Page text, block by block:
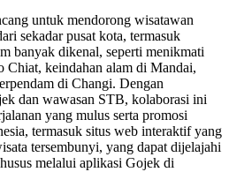
untuk mendorong wisatawan
sekadar pusat kota, termasuk
banyak dikenal, seperti menikmati
Chiat, keindahan alam di Mandai,
di Changi. Dengan
dan wawasan STB, kolaborasi ini
yang mulus serta promosi
termasuk situs web interaktif yang
tersembunyi, yang dapat dijelajahi
melalui aplikasi Gojek di